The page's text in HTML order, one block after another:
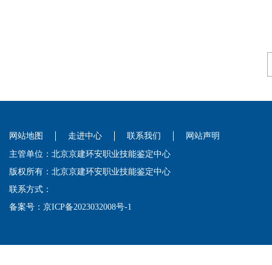
网站地图 走进中心 联系我们
网站声明
主管单位：北京京建环安职业技能鉴定中心
版权所有：北京京建环安职业技能鉴定中心
联系方式：
备案号： 京ICP备2023032008号-1